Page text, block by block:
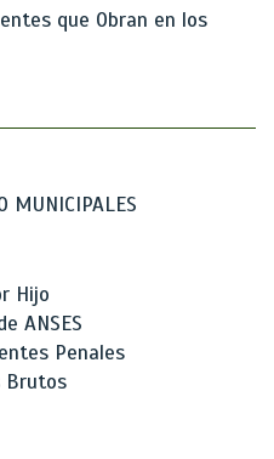
que Obran en los
MUNICIPALES
Hijo
ANSES
Penales
Brutos